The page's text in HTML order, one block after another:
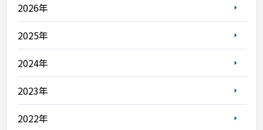
2026年
2025年
2024年
2023年
2022年